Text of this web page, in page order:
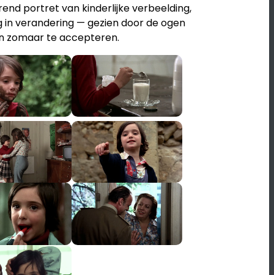
portret van kinderlijke verbeelding,
verandering — gezien door de ogen
zomaar te accepteren.